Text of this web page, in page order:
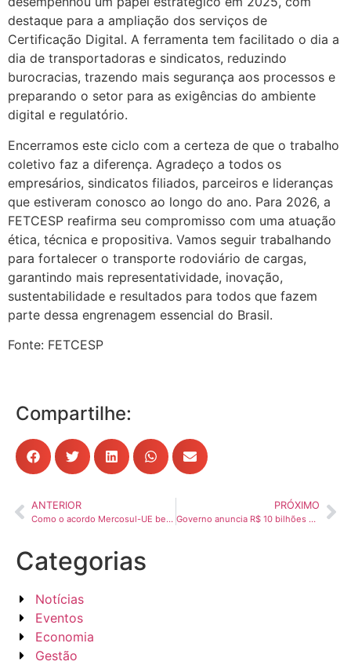
destaque para a ampliação dos serviços de
Certificação Digital. A ferramenta tem facilitado o dia a
dia de transportadoras e sindicatos, reduzindo
burocracias, trazendo mais segurança aos processos e
preparando o setor para as exigências do ambiente
digital e regulatório.
Encerramos este ciclo com a certeza de que o trabalho
coletivo faz a diferença. Agradeço a todos os
empresários, sindicatos filiados, parceiros e lideranças
que estiveram conosco ao longo do ano. Para 2026, a
FETCESP reafirma seu compromisso com uma atuação
ética, técnica e propositiva. Vamos seguir trabalhando
para fortalecer o transporte rodoviário de cargas,
garantindo mais representatividade, inovação,
sustentabilidade e resultados para todos que fazem
parte dessa engrenagem essencial do Brasil.
Fonte: FETCESP
Compartilhe:
ANTERIOR
Como o acordo Mercosul-UE beneficia o Brasil? Entenda
PRÓXIMO
Governo anuncia R$ 10 bilhões em crédito para compra de caminhões
Categorias
Notícias
Eventos
Economia
Gestão